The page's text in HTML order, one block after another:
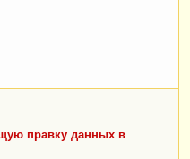
правку данных в